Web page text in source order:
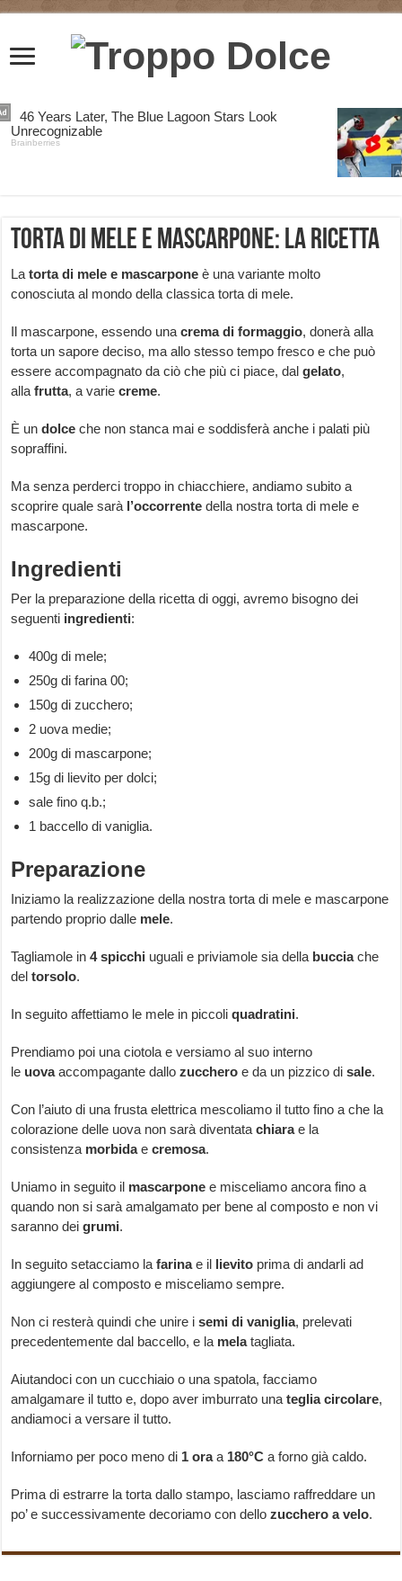
Torta di mele e mascarpone: la ricetta
Latorta di mele e mascarpone è una variante molto
conosciuta al mondo della classica torta di mele.
Il mascarpone, essendo unacrema di formaggio, donerà alla
torta un sapore deciso, ma allo stesso tempo fresco e che può
essere accompagnato da ciò che più ci piace, dalgelato,
allafrutta, a variecreme.
È undolce che non stanca mai e soddisferà anche i palati più
sopraffini.
Ma senza perderci troppo in chiacchiere, andiamo subito a
scoprire quale sarà l’occorrente della nostra torta di mele e
mascarpone.
Ingredienti
Per la preparazione della ricetta di oggi, avremo bisogno dei
seguenti ingredienti:
400g di mele;
250g di farina 00;
150g di zucchero;
2 uova medie;
200g di mascarpone;
15g di lievito per dolci;
sale fino q.b.;
1 baccello di vaniglia.
Preparazione
Iniziamo la realizzazione della nostra torta di mele e mascarpone
partendo proprio dalle mele.
Tagliamole in4 spicchi uguali e priviamole sia della bucciache
deltorsolo.
In seguito affettiamo le mele in piccoliquadratini.
Prendiamo poi una ciotola e versiamo al suo interno
le uovaaccompagante dallozucchero e da un pizzico disale.
Con l’aiuto di una frusta elettrica mescoliamo il tutto fino a che la
colorazione delle uova non sarà diventatachiarae la
consistenza morbidaecremosa.
Uniamo in seguito il mascarpone e misceliamo ancora fino a
quando non si sarà amalgamato per bene al composto e non vi
saranno deigrumi.
In seguito setacciamo lafarinae il lievito prima di andarli ad
aggiungere al composto e misceliamo sempre.
Non ci resterà quindi che unire isemi di vaniglia, prelevati
precedentemente dal baccello, e la melatagliata.
Aiutandoci con un cucchiaio o una spatola, facciamo
amalgamare il tutto e, dopo aver imburrato unateglia circolare,
andiamoci a versare il tutto.
Inforniamo per poco meno di 1 oraa 180°C a forno già caldo.
Prima di estrarre la torta dallo stampo, lasciamo raffreddare un
po’ e successivamente decoriamo con dellozucchero a velo.